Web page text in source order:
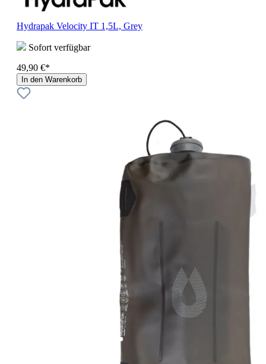
Hydrapak Velocity IT 1,5L, Grey
Sofort verfügbar
49,90 €*
In den Warenkorb